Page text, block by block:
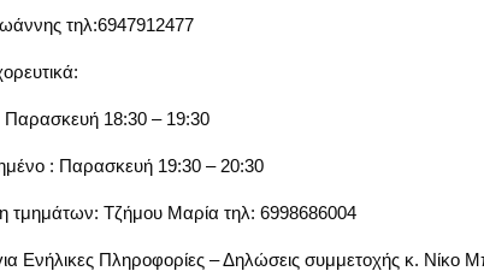
τηλ:6947912477
Παρασκευή 18:30 – 19:30
: Παρασκευή 19:30 – 20:30
τμημάτων: Τζήμου Μαρία τηλ: 6998686004
Ενήλικες Πληροφορίες – Δηλώσεις συμμετοχής κ. Νίκο